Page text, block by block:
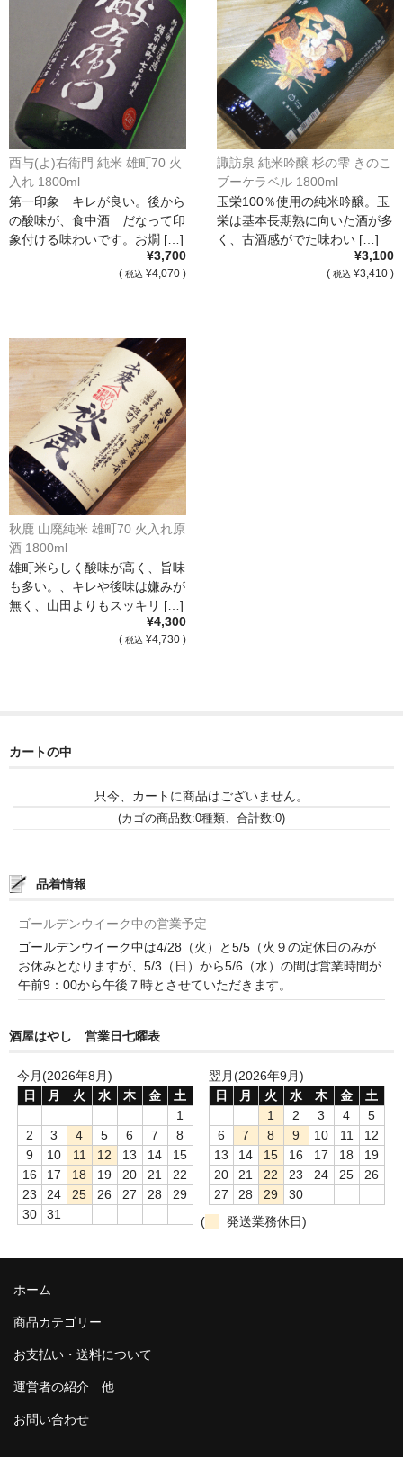
Pattes Loup（ﾊﾟｯﾄ・ﾙｰ）
Marcel Lapierre（ﾏﾙｾﾙ・ﾗﾋﾟｴｰﾙ）
Philippe Jambon（ﾌｨﾘｯﾌﾟ･ｼﾞｬﾝﾎﾞﾝ）
Roblet Monnot（ﾛﾌﾞﾚ･ﾓﾉ）
France Cotes du Rhone /ﾌﾗﾝｽ･ｺｰﾄ･ﾃﾞｭ･ﾛｰﾇ
Les Vignerons d’Estezargues（ｴｽﾃｻﾞﾙｸﾞ協同組合）
Les Champs Libres（ﾚ･ｼｬﾝ･ﾘｰﾌﾞﾙ）
France Languedoc Roussillon / ﾗﾝｸﾞ･ﾄﾞｯｸ･ﾙｰｼｮﾝ
Mas Bres（ﾏｽ･ﾌﾞﾚｽ）
France Loire/ﾌﾗﾝｽ・ﾛﾜｰﾙ
Domaine des Bois Lucas（ﾄﾞﾒｰﾇ･ﾃﾞ･ﾎﾞｱ･ﾙｶ）
Italia/ｲｱﾀﾘｱ
Abruzzo/ｱﾌﾞﾙｯﾂｫ州
Fabulas（ﾌｧﾋﾞｭﾗｽ）
United States of America / ｱﾒﾘｶ合衆国
Broc Cellars（ﾌﾞﾛｯｸ・ｾﾗｰｽﾞ）
酉与(よ)右衛門 純米 雄町70 火
入れ 1800ml
第一印象 キレが良い。後から
の酸味が、食中酒 だなって印
象付ける味わいです。お燗 […]
¥3,700
( 税込 ¥4,070 )
諏訪泉 純米吟醸 杉の雫 きのこ
ブーケラベル 1800ml
玉栄100％使用の純米吟醸。玉
栄は基本長期熟に向いた酒が多
く、古酒感がでた味わい […]
¥3,100
( 税込 ¥3,410 )
秋鹿 山廃純米 雄町70 火入れ原
酒 1800ml
雄町米らしく酸味が高く、旨味
も多い。、キレや後味は嫌みが
無く、山田よりもスッキリ […]
¥4,300
( 税込 ¥4,730 )
カートの中
只今、カートに商品はございません。
(カゴの商品数:0種類、合計数:0)
品着情報
ゴールデンウイーク中の営業予定
ゴールデンウイーク中は4/28（火）と5/5（火９の定休日のみが
お休みとなりますが、5/3（日）から5/6（水）の間は営業時間が
午前9：00から午後７時とさせていただきます。
酒屋はやし 営業日七曜表
今月(2026年8月)
日
月 火 水 木 金
土
1
2
3 4 5 6 7
8
9
10 11 12 13 14
15
16
17 18 19 20 21
22
23
24 25 26 27 28
29
30
31
翌月(2026年9月)
日
月 火 水 木 金
土
1
2 3 4
5
6
7 8 9 10 11
12
13
14 15 16 17 18
19
20
21 22 23 24 25
26
27
28 29
30
(
発送業務休日)
ホーム
商品カテゴリー
お支払い・送料について
運営者の紹介 他
お問い合わせ